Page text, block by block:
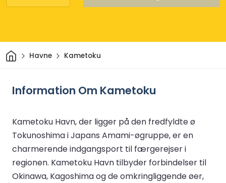
HjemHavne Kametoku
Information Om Kametoku
Kametoku Havn, der ligger på den fredfyldte ø
Tokunoshima i Japans Amami-øgruppe, er en
charmerende indgangsport til færgerejser i
regionen. Kametoku Havn tilbyder forbindelser til
Okinawa, Kagoshima og de omkringliggende øer,